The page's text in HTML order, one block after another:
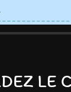
LE